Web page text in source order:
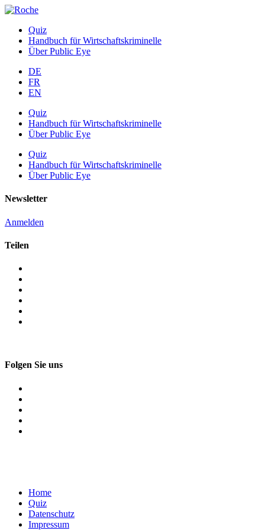
Quiz
Handbuch für Wirtschaftskriminelle
Über Public Eye
DE
FR
EN
Quiz
Handbuch für Wirtschaftskriminelle
Über Public Eye
Quiz
Handbuch für Wirtschaftskriminelle
Über Public Eye
Newsletter
Anmelden
Teilen
Folgen Sie uns
Home
Quiz
Datenschutz
Impressum